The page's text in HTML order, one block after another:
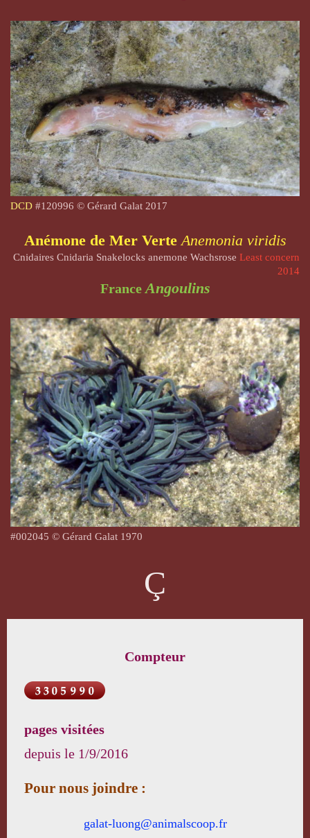
DCD #120996 © Gérard Galat 2017
Anémone de Mer Verte Anemonia viridis
Cnidaires Cnidaria Snakelocks anemone Wachsrose Least concern
2014
France Angoulins
#002045 © Gérard Galat 1970
Ç
Compteur
pages visitées
depuis le 1/9/2016
Pour nous joindre :
galat-luong@animalscoop.fr